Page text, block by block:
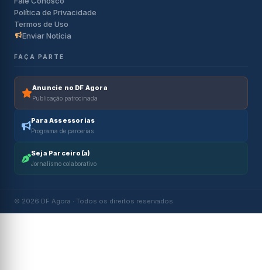
Política de Privacidade
Termos de Uso
Enviar Notícia
FAÇA PARTE
Anuncie no DF Agora
Publicação patrocinada
Para Assessorias
Programa de parcerias
Seja Parceiro(a)
Jornalismo colaborativo
© 2026 DF Agora · Todos os direitos reservados